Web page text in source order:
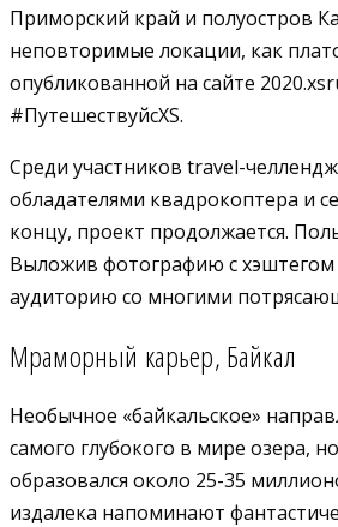
Приморский край и полуостров
неповторимые локации, как
опубликованной на сайте
#ПутешествуйсXS.
Среди участников travel-
обладателями квадрокоптера и
концу, проект продолжается.
Выложив фотографию с хэштегом
аудиторию со многими
Мраморный карьер, Байкал
Необычное «байкальское»
самого глубокого в мире озера,
образовался около 25-35
издалека напоминают